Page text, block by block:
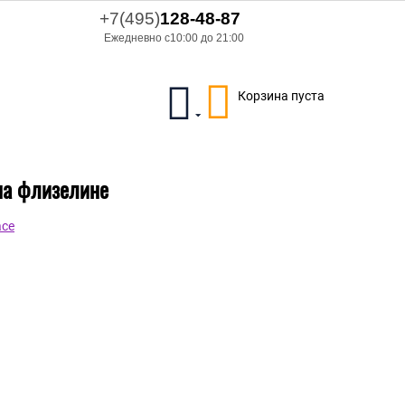
+7(495)128-48-87
Ежедневно с10:00 до 21:00
Корзина пуста
флизелине